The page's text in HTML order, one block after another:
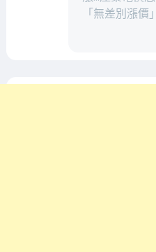
「無差別漲價」